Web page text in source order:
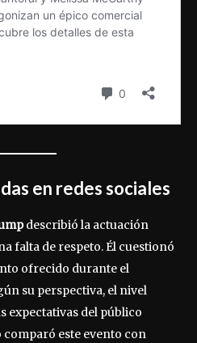
en redes sociales
describió la actuación
falta de respeto. Él cuestionó
ofrecido durante el
su perspectiva, el nivel
expectativas del público
este evento con